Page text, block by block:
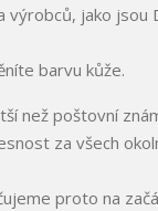
jako jsou
barvu kůže.
než poštovní
za všech
proto na